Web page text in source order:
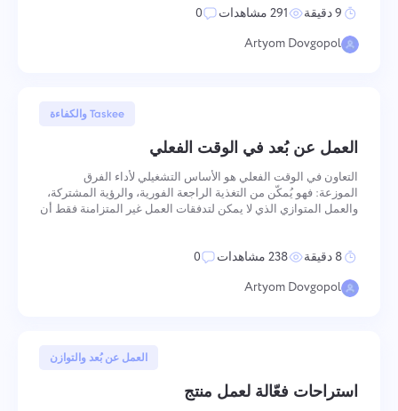
9 دقيقة 291 مشاهدات
0
Artyom Dovgopol
Taskee والكفاءة
27 مايو, 2025
العمل عن بُعد في الوقت الفعلي
التعاون في الوقت الفعلي هو الأساس التشغيلي لأداء الفرق
الموزعة: فهو يُمكّن من التغذية الراجعة الفورية، والرؤية المشتركة،
والعمل المتوازي الذي لا يمكن لتدفقات العمل غير المتزامنة فقط أن
8 دقيقة 238 مشاهدات
0
Artyom Dovgopol
العمل عن بُعد والتوازن
23 مايو, 2025
استراحات فعّالة لعمل منتج